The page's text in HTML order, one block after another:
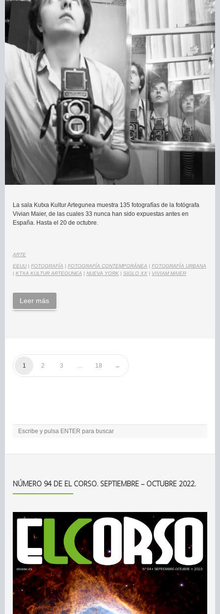
La sala Kutxa Kultur Artegunea muestra 135 fotografías de la fotógrafa
Vivian Maier, de las cuales 33 nunca han sido expuestas antes en
España. Hasta el 20 de octubre.
ARTE
EEUU | FOTOGRAFÍA | FOTOGRAFÍA CONTEMPORÁNEA | FOTOGRAFÍA URBANA
| KTXA KULTUR ARTEGUNEA | NUEVA YORK | SIGLO XX | VIVIAM MAIER
Leer más
1 2 3 18
NÚMERO 94 DE EL CORSO. SEPTIEMBRE – OCTUBRE 2022.